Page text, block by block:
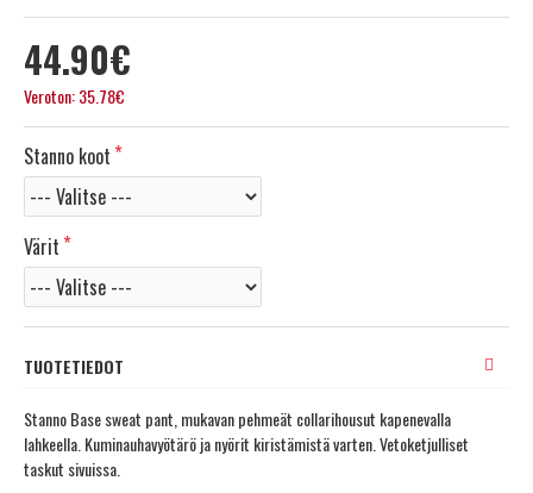
44.90€
Veroton: 35.78€
Stanno koot
Värit
TUOTETIEDOT
Stanno Base sweat pant, mukavan pehmeät collarihousut kapenevalla
lahkeella. Kuminauhavyötärö ja nyörit kiristämistä varten. Vetoketjulliset
taskut sivuissa.